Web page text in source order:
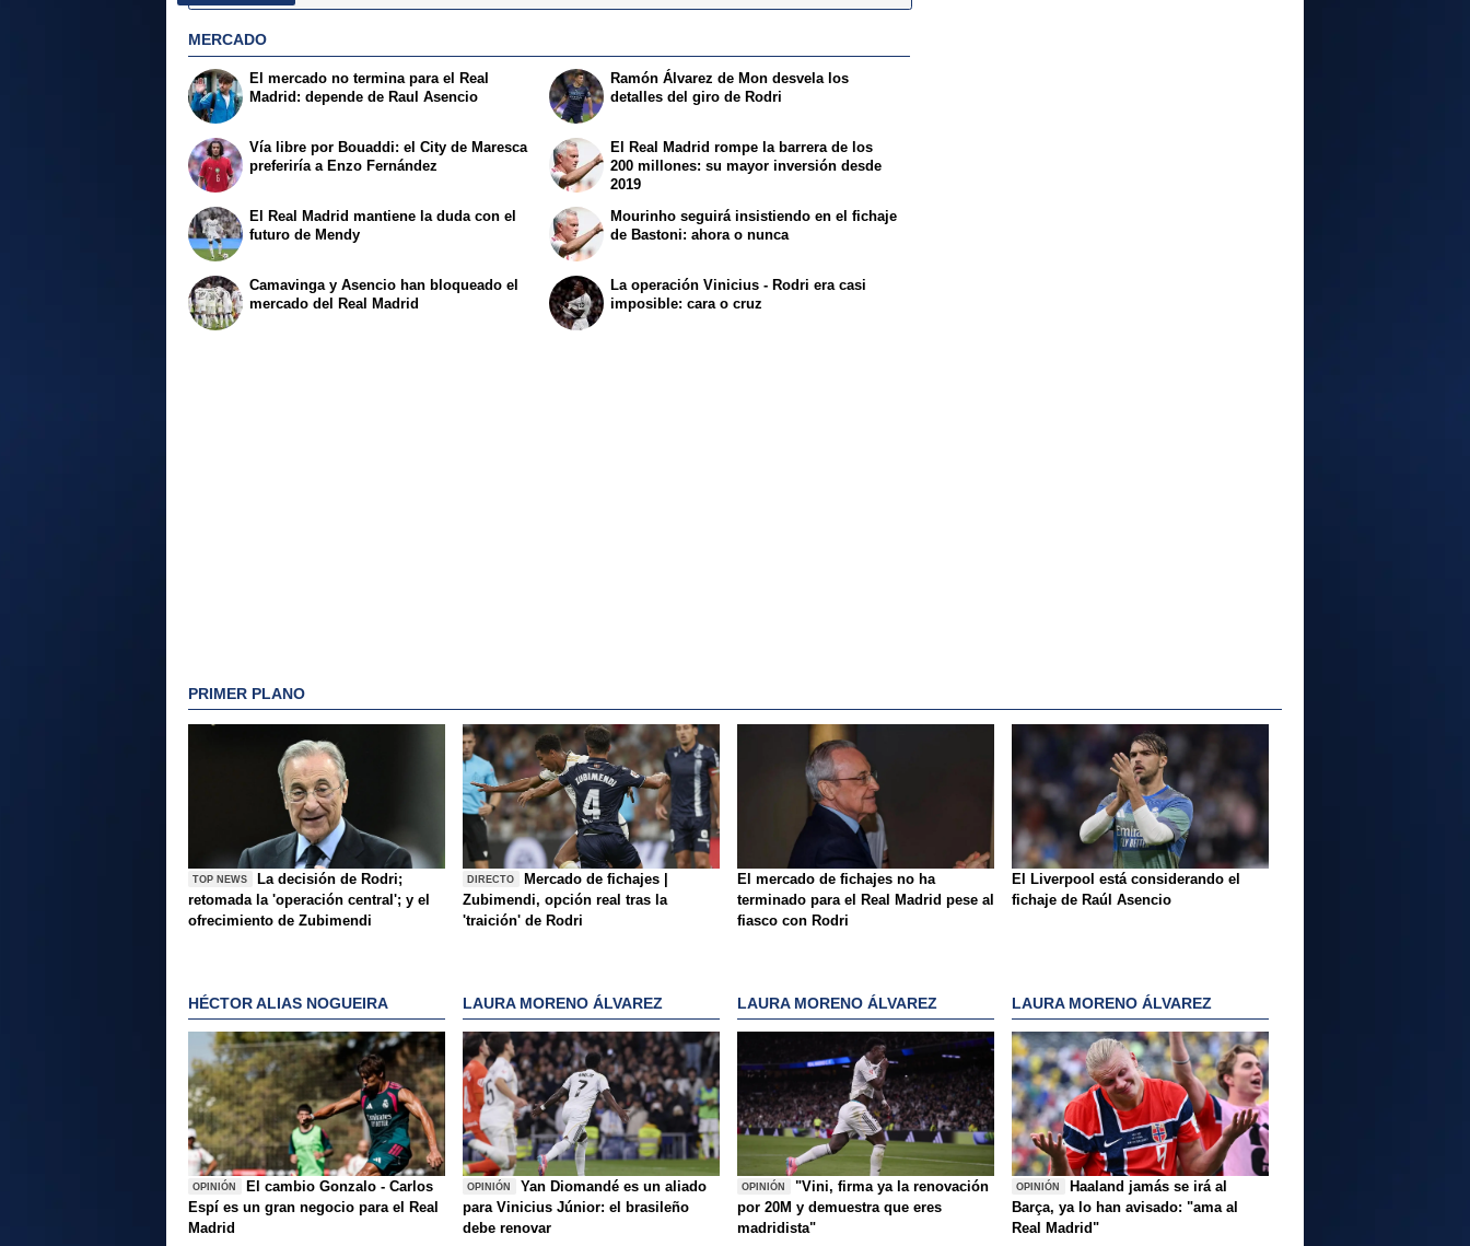
MERCADO
El mercado no termina para el Real
Madrid: depende de Raul Asencio
Vía libre por Bouaddi: el City de Maresca
preferiría a Enzo Fernández
Ramón Álvarez de Mon desvela los
detalles del giro de Rodri
El Real Madrid rompe la barrera de los
200 millones: su mayor inversión desde
2019
El Real Madrid mantiene la duda con el
futuro de Mendy
Camavinga y Asencio han bloqueado el
mercado del Real Madrid
Mourinho seguirá insistiendo en el fichaje
de Bastoni: ahora o nunca
La operación Vinicius - Rodri era casi
imposible: cara o cruz
PRIMER PLANO
TOP NEWS
La decisión de Rodri;
retomada la 'operación central'; y el
ofrecimiento de Zubimendi
DIRECTO
Mercado de fichajes |
Zubimendi, opción real tras la
'traición' de Rodri
El mercado de fichajes no ha
terminado para el Real Madrid pese al
fiasco con Rodri
El Liverpool está considerando el
fichaje de Raúl Asencio
HÉCTOR ALIAS NOGUEIRA
OPINIÓN
El cambio Gonzalo - Carlos
Espí es un gran negocio para el Real
Madrid
LAURA MORENO ÁLVAREZ
OPINIÓN
Yan Diomandé es un aliado
para Vinicius Júnior: el brasileño
debe renovar
LAURA MORENO ÁLVAREZ
OPINIÓN
"Vini, firma ya la renovación
por 20M y demuestra que eres
madridista"
LAURA MORENO ÁLVAREZ
OPINIÓN
Haaland jamás se irá al
Barça, ya lo han avisado: "ama al
Real Madrid"